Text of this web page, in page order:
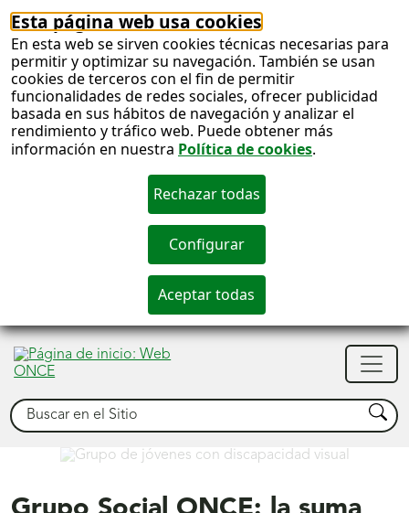
Esta página web usa cookies
En esta web se sirven cookies técnicas necesarias para
permitir y optimizar su navegación. También se usan
cookies de terceros con el fin de permitir
funcionalidades de redes sociales, ofrecer publicidad
basada en sus hábitos de navegación y analizar el
rendimiento y tráfico web. Puede obtener más
información en nuestra Política de cookies.
Buscar Buscar
Conócenos